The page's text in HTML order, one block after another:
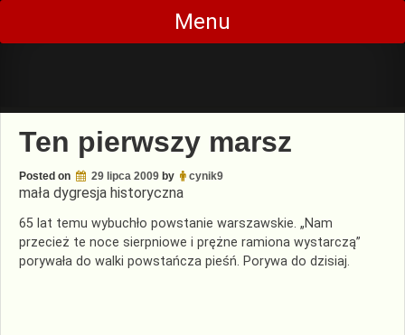
Skip
content
Menu
Ten pierwszy marsz
Posted on 29 lipca 2009 by cynik9
mała dygresja historyczna
65 lat temu wybuchło powstanie warszawskie. „Nam
przecież te noce sierpniowe i prężne ramiona wystarczą”
porywała do walki powstańcza pieśń. Porywa do dzisiaj.